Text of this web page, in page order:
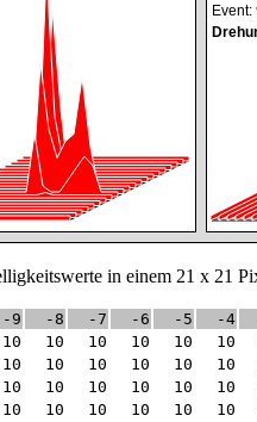
Event:
in einem 21 x 21
9 -8 -7 -6 -5 -4
10 10 10 10 10 10
10 10 10 10 10 10
10 10 10 10 10 10
10 10 10 10 10 10